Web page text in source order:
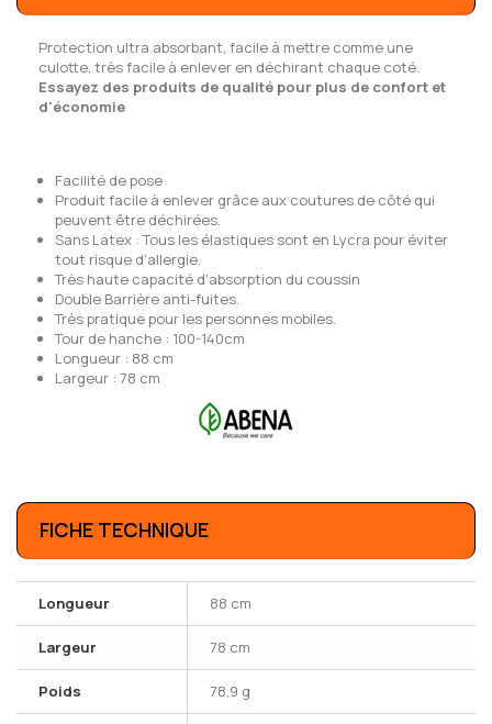
Protection ultra absorbant, facile à mettre comme une
culotte, très facile à enlever en déchirant chaque coté.
Essayez des produits de qualité pour plus de confort et
d'économie
Facilité de pose
Produit facile à enlever grâce aux coutures de côté qui
peuvent être déchirées.
Sans Latex : Tous les élastiques sont en Lycra pour éviter
tout risque d'allergie.
Très haute capacité d'absorption du coussin
Double Barrière anti-fuites.
Très pratique pour les personnes mobiles.
Tour de hanche : 100-140cm
Longueur : 88 cm
Largeur : 78 cm
FICHE TECHNIQUE
Longueur 88 cm
Largeur 78 cm
Poids 78,9 g